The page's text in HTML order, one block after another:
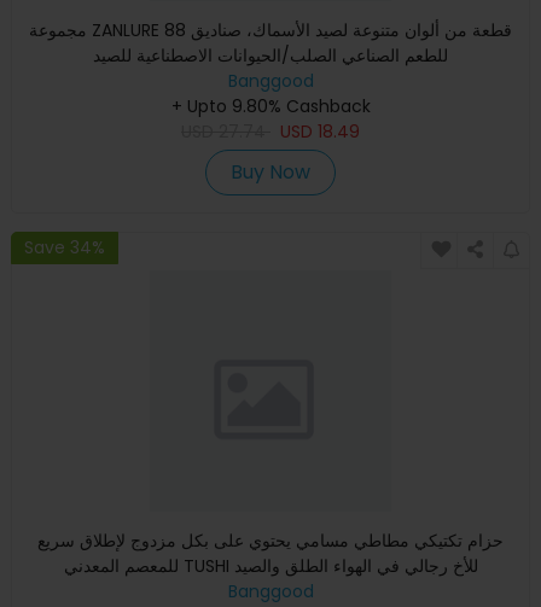
مجموعة ZANLURE 88 قطعة من ألوان متنوعة لصيد الأسماك، صناديق
للطعم الصناعي الصلب/الحيوانات الاصطناعية للصيد
Banggood
+ Upto 9.80% Cashback
USD 18.49
Buy Now
Save 34%
حزام تكتيكي مطاطي مسامي يحتوي على بكل مزدوج لإطلاق سريع
للمعصم المعدني TUSHI للأخ رجالي في الهواء الطلق والصيد
Banggood